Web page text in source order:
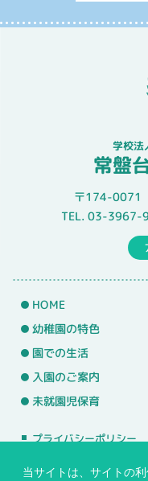
学校法
常盤
〒174-0071
TEL. 03-3967-
HOME
幼稚園の特色
園での生活
入園のご案内
未就園児保育
プライバシーポリシー
当サイトは、サイトの